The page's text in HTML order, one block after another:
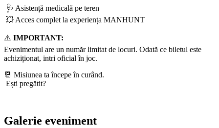
🩺 Asistență medicală pe teren
💥 Acces complet la experiența MANHUNT
⚠️ IMPORTANT:
Evenimentul are un număr limitat de locuri. Odată ce biletul este
achiziționat, intri oficial în joc.
📆 Misiunea ta începe în curând.
Ești pregătit?
Galerie eveniment